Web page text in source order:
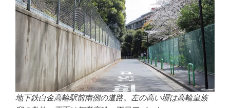
地下鉄白金高輪駅前南側の道路。左の高い塀は高輪皇族